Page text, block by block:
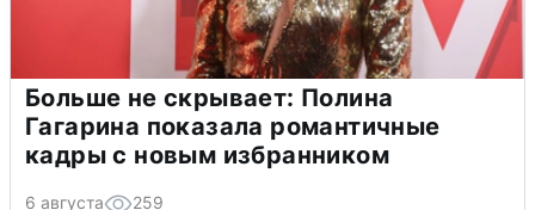
Больше не скрывает: Полина
Гагарина показала романтичные
кадры с новым избранником
6 августа 259